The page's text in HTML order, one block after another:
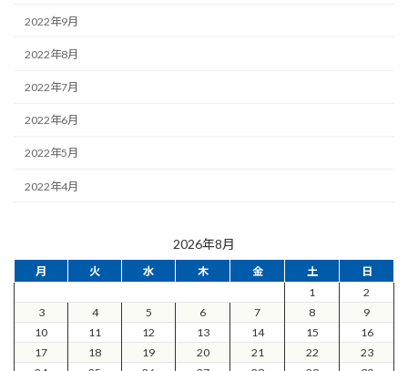
2022年9月
2022年8月
2022年7月
2022年6月
2022年5月
2022年4月
2026年8月
月 火 水 木 金 土
日
1
2
3
4 5 6 7 8
9
10
11 12 13 14 15
16
17
18 19 20 21 22
23